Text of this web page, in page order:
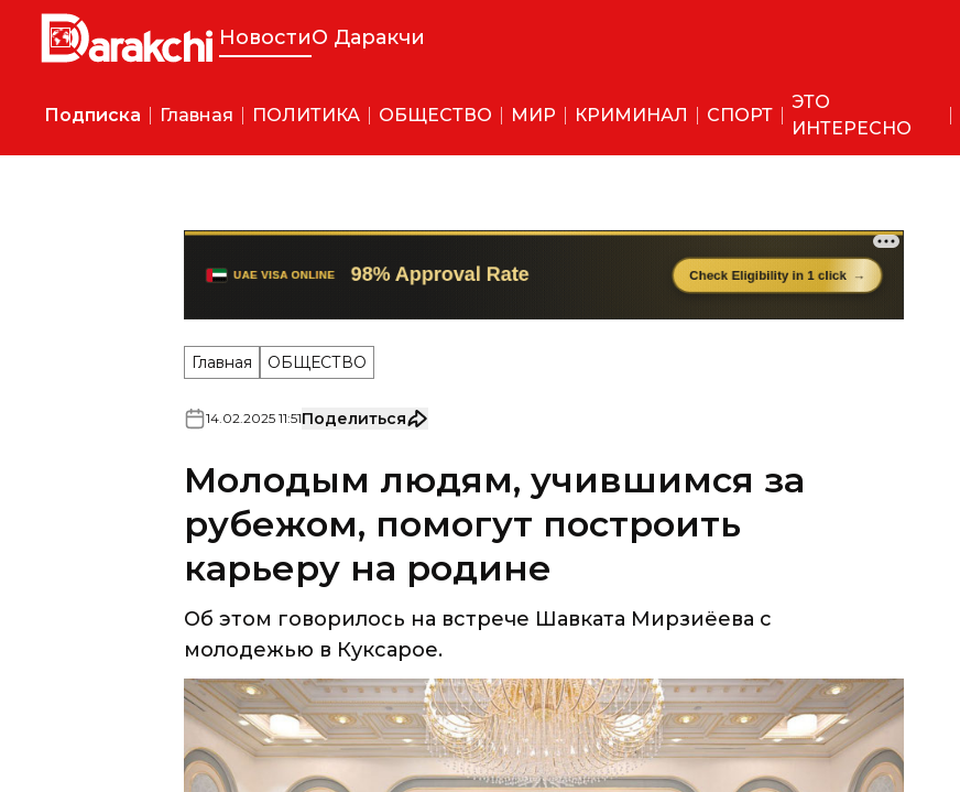
НовостиО Даракчи
Подписка Главная ПОЛИТИКА ОБЩЕСТВО МИР КРИМИНАЛ СПОРТ
ЭТО
ИНТЕРЕСНО
Главная ОБЩЕСТВО
14 02 2025 11:51Поделиться
Молодым людям, учившимся за
рубежом, помогут построить
карьеру на родине
Об этом говорилось на встрече Шавката Мирзиёева с
молодежью в Куксарое.